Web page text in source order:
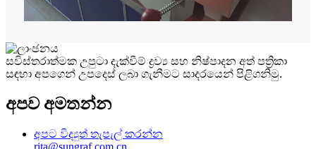
සවිස්තරාත්මක උපුටා දැක්වීම් ද්‍රව්‍ය සහ නිෂ්පාදන අත් පත්‍රිකා
සඳහා අපගෙන් උපදෙස් ලබා ගැනීමට සාදරයෙන් පිළිගනිමු.
අපව අමතන්න
අපට විද්‍යුත් තැපැල් කරන්න
rita@sungraf.com.cn